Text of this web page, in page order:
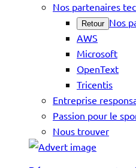
Nos partenaires
Retour Nos
AWS
Microsoft
OpenText
Tricentis
Entreprise
Passion pour le
Nous trouver